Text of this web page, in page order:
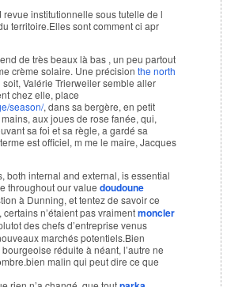
institutionnelle sous tutelle de l
territoire.Elles sont comment ci apr
de très beaux là bas , un peu partout
crème solaire. Une précision the north
Valérie Trierweiler semble aller
chez elle, place
season/, dans sa bergère, en petit
aux joues de rose fanée, qui,
sa foi et sa règle, a gardé sa
est officiel, m me le maire, Jacques
both internal and external, is essential
throughout our value doudoune
à Dunning, et tentez de savoir ce
n’étaient pas vraimentmoncler
des chefs d’entreprise venus
marchés potentiels.Bien
réduite à néant, l’autre ne
malin qui peut dire ce que